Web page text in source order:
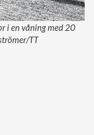
i en våning med 20
TT